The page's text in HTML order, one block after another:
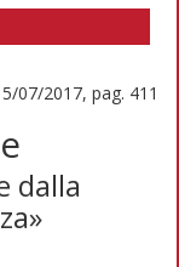
07/2017, pag. 411
dalla